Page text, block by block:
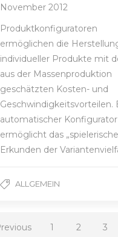
November 2012
Produktkonfiguratoren
ermöglichen die
individueller Produkte mit
aus der Massenproduktion
geschätzten Kosten- und
Geschwindigkeitsvorteilen.
automatischer Konfigurator
ermöglicht das
Erkunden der
ALLGEMEIN
1 2 3